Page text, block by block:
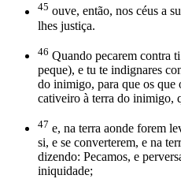
45 ouve, então, nos céus a
lhes justiça.
46 Quando pecarem contra
peque), e tu te indignares
do inimigo, para que os que
cativeiro à terra do inimigo,
47 e, na terra aonde forem
si, e se converterem, e na
dizendo: Pecamos, e
iniquidade;